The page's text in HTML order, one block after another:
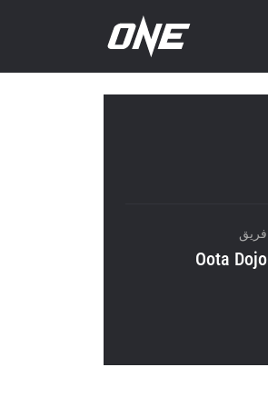
فريق
Oota Dojo